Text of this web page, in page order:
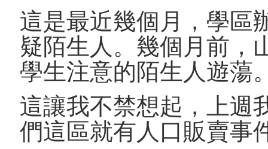
這是最近幾個月，學區
疑陌生人。幾個月前，
學生注意的陌生人遊蕩
這讓我不禁想起，上週
們這區就有人口販賣事